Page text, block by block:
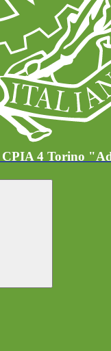
CPIA 4 Torino